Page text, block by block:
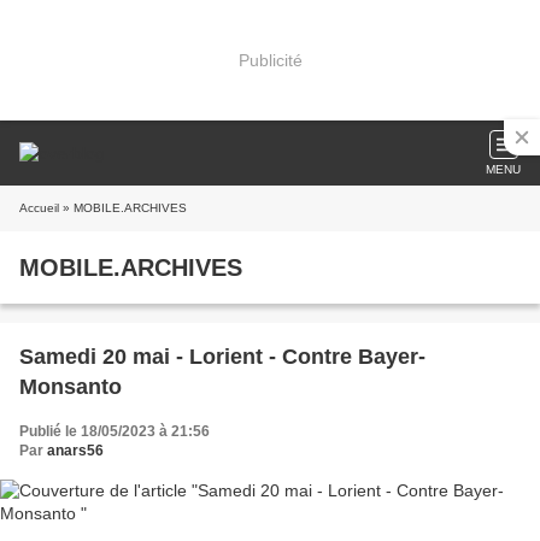
Publicité
MENU
Accueil » MOBILE.ARCHIVES
MOBILE.ARCHIVES
Samedi 20 mai - Lorient - Contre Bayer-
Monsanto
Publié le 18/05/2023 à 21:56
Par anars56